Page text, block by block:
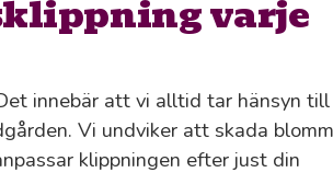
varje
innebär att vi alltid tar hänsyn till
Vi undviker att skada
klippningen efter just din